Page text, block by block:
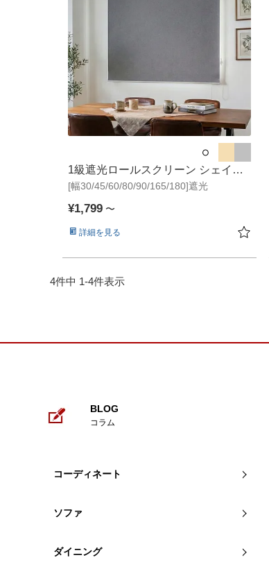
●
[幅30/45/60/80/90/165/180]遮光
1級遮光ロールスクリーン シェイデ
ィ
¥1,799 〜
詳細を見る
4件中 1-4件表示
BLOG
コラム
コーディネート
ソファ
ダイニング